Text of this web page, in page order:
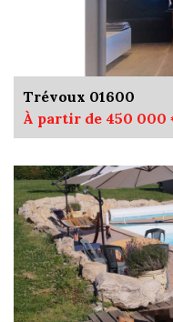
Trévoux 01600
À partir de 450 000